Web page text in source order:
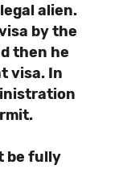
alien.
by the
then he
visa. In
be fully